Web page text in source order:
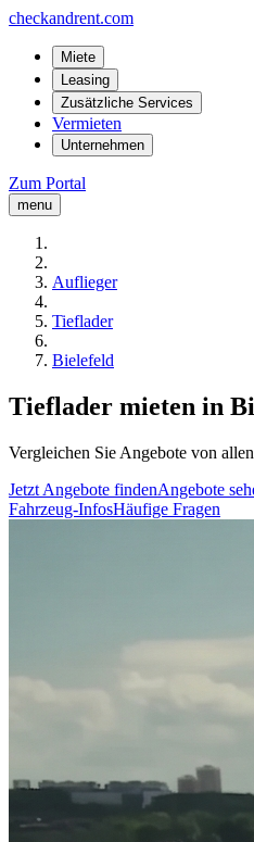
checkandrent.com
Miete
Leasing
Zusätzliche Services
Vermieten
Unternehmen
Zum Portal
menu
Auflieger
Tieflader
Bielefeld
Tieflader mieten in
Vergleichen Sie Angebote von
Jetzt Angebote findenAngebote
Fahrzeug-InfosHäufige Fragen